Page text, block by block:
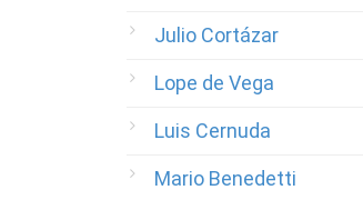
Julio Cortázar
Lope de Vega
Luis Cernuda
Mario Benedetti